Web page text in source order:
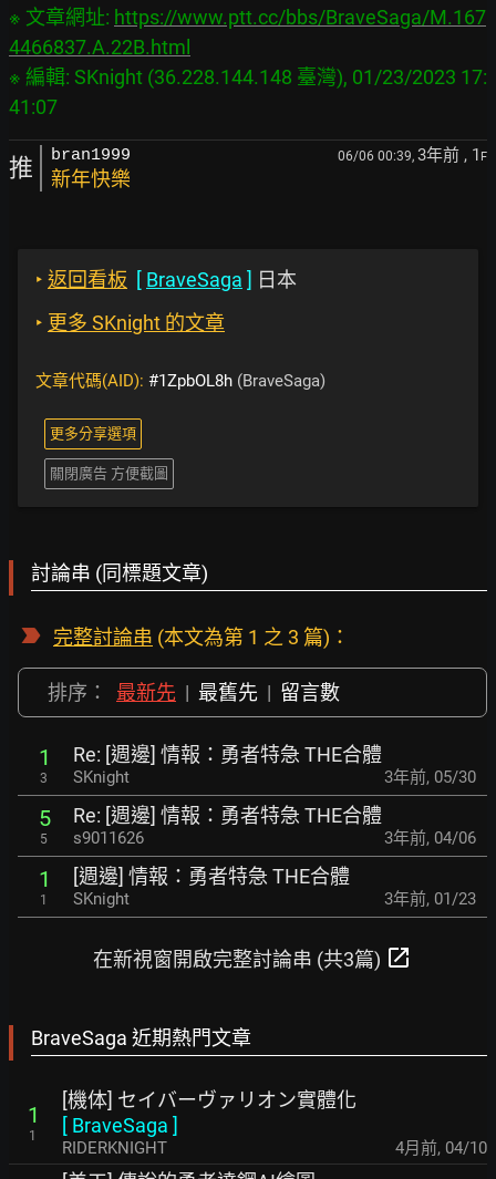
※ 文章網址: https://www.ptt.cc/bbs/BraveSaga/M.167
4466837.A.22B.html
※ 編輯: SKnight (36.228.144.148 臺灣), 01/23/2023 17:
推 bran1999 06/06 00:39, 3年前 , 1 F
新年快樂
‣ 返回看板 [ BraveSaga ] 日本
‣ 更多 SKnight 的文章
文章代碼(AID): #1ZpbOL8h (BraveSaga)
更多分享選項
關閉廣告 方便截圖
討論串 (同標題文章)
完整討論串 (本文為第 1 之 3 篇)：
排序： 最新先 | 最舊先 | 留言數
1
3
Re: [週邊] 情報：勇者特急 THE合體
SKnight 3年前, 05/30
5
5
Re: [週邊] 情報：勇者特急 THE合體
s9011626 3年前, 04/06
1
1
[週邊] 情報：勇者特急 THE合體
SKnight 3年前, 01/23
在新視窗開啟完整討論串 (共3篇) open_in_new
BraveSaga 近期熱門文章
1
1
[機体] セイバーヴァリオン實體化
[ BraveSaga ]
RIDERKNIGHT 4月前, 04/10